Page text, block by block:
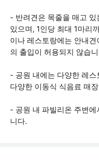
- 반려견은 목줄을 매고
있으며, 1인당 최대 1마리
이나 레스토랑에는 안내
의 출입이 허용되지 않습
- 공원 내에는 다양한 레
다양한 이동식 식음료 매
- 공원 내 파빌리온 주변
니다.